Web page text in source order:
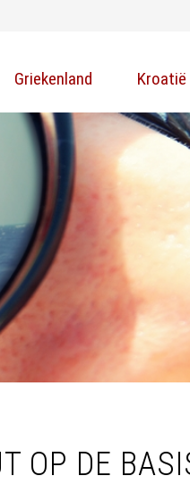
Griekenland Kroatië
OP DE